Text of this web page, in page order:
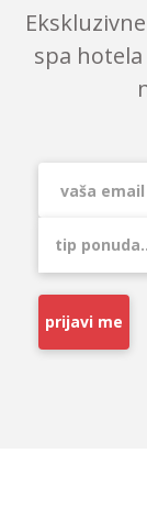
spa
prijavi me